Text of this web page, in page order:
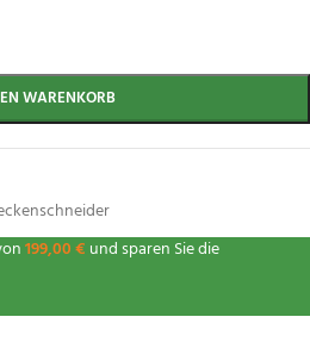
WARENKORB
199,00€ und sparen Sie die